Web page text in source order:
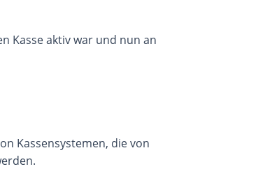
Kasse aktiv war und nun an
Kassensystemen, die von